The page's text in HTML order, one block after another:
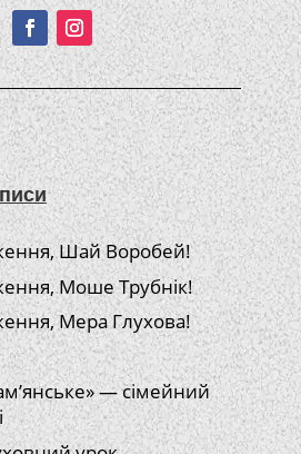
Шай Воробей!
Моше Трубнік!
Мера Глухова!
— сімейний